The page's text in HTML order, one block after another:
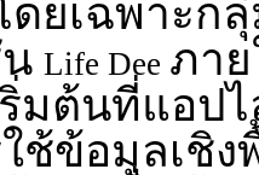
ยเฉพาะกลุ่
Life Dee ภา
มต้นที่แอป
ช้ข้อมูลเชิ